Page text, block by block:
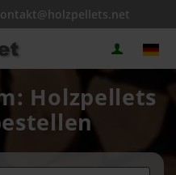
Holzpellets